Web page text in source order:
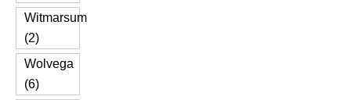
Witmarsum
(2)
Wolvega
(6)